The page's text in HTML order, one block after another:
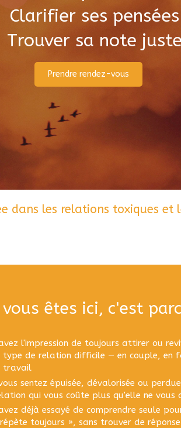
Clarifier ses pensées
Trouver sa note juste
Prendre rendez-vous
dans les relations toxiques
vous êtes ici, c'est
l'impression de toujours attirer ou
type de relation difficile — en couple, en
travail
sentez épuisée, dévalorisée ou
qui vous coûte plus qu'elle ne vous
déjà essayé de comprendre seule
toujours », sans trouver de